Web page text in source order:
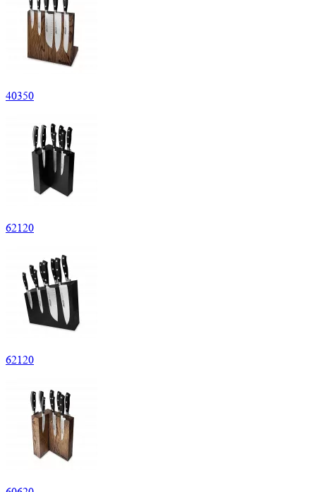
40350
62120
62120